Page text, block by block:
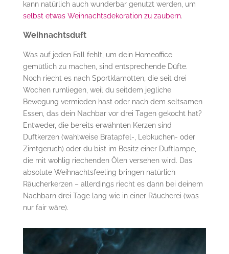
kann natürlich auch wunderbar genutzt werden, um
selbst etwas Weihnachtsdekoration zu zaubern.
Weihnachtsduft
Was auf jeden Fall fehlt, um dein Homeoffice
gemütlich zu machen, sind entsprechende Düfte.
Noch riecht es nach Sportklamotten, die seit drei
Wochen rumliegen, weil du seitdem jegliche
Bewegung vermieden hast oder nach dem seltsamen
Essen, das dein Nachbar vor drei Tagen gekocht hat?
Entweder, die bereits erwähnten Kerzen sind
Duftkerzen (wahlweise Bratapfel-, Lebkuchen- oder
Zimtgeruch) oder du bist im Besitz einer Duftlampe,
die mit wohlig riechenden Ölen versehen wird. Das
absolute Weihnachtsfeeling bringen natürlich
Räucherkerzen – allerdings riecht es dann bei deinem
Nachbarn drei Tage lang wie in einer Räucherei (was
nur fair wäre).